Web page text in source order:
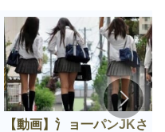
【動画】氵ョ一パンJKさ